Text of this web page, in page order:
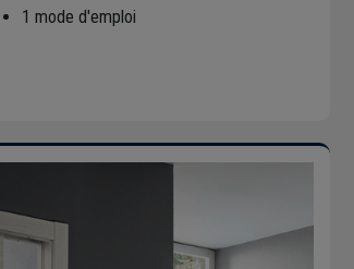
1 mode d'emploi